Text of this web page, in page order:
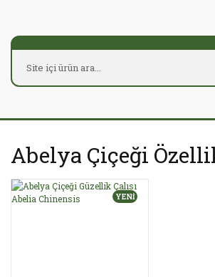
Abelya Çiçeği
YENİ